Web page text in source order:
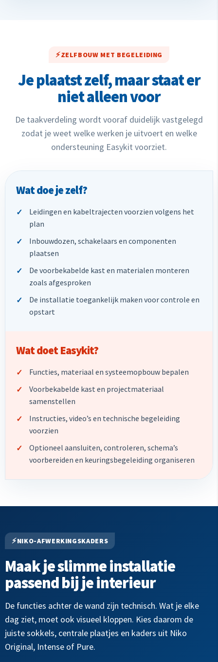
ZELFBOUW MET BEGELEIDING
Je plaatst zelf, maar staat er
niet alleen voor
De taakverdeling wordt vooraf duidelijk vastgelegd
zodat je weet welke werken je uitvoert en welke
ondersteuning Easykit voorziet.
Wat doe je zelf?
Leidingen en kabeltrajecten voorzien volgens het
plan
Inbouwdozen, schakelaars en componenten
plaatsen
De voorbekabelde kast en materialen monteren
zoals afgesproken
De installatie toegankelijk maken voor controle en
opstart
Wat doet Easykit?
Functies, materiaal en systeemopbouw bepalen
Voorbekabelde kast en projectmateriaal
samenstellen
Instructies, video’s en technische begeleiding
voorzien
Optioneel aansluiten, controleren, schema’s
voorbereiden en keuringsbegeleiding organiseren
NIKO-AFWERKINGSKADERS
Maak je slimme installatie
passend bij je interieur
De functies achter de wand zijn technisch. Wat je elke
dag ziet, moet ook visueel kloppen. Kies daarom de
juiste sokkels, centrale plaatjes en kaders uit Niko
Original, Intense of Pure.